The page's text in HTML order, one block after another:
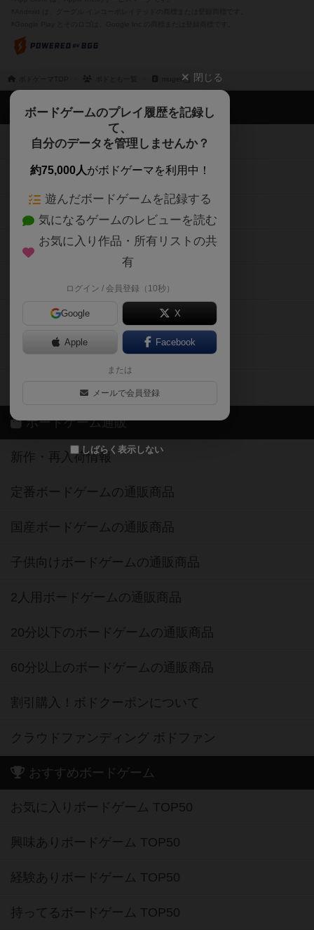
mugen_j 閉じる
ボードゲームのプレイ履歴を記録し
て、
自分のデータを管理しませんか？
約75,000人がボドゲーマを利用中！
遊んだボードゲームを記録する
気になるゲームのレビューを読む
お気に入り作品・所有リストの共
有
ログイン / 会員登録（10秒）
Google X
Apple Facebook
または
メールで会員登録
しばらく表示しない
ボドゲーマTOP
ボードゲームを検索する
ボードゲームの新着レビュー
ボードゲーム会情報
メカニクス特集
掲示板・トピックス
ボドとも・会員一覧
ボードゲーム業界コラム
ボドゲーマご利用案内
ボードゲーム通販
新作・再入荷情報
定番ボードゲームの通販商品
国産ボードゲームの通販商品
子供向けボードゲームの通販商品
2人用ボードゲームの通販商品
20分以下のボードゲームの通販商品
60分以上のボードゲームの通販商品
割引購入！ボドクーポンについて
クラウドファンディング ボドファン
おすすめボードゲーム
お気に入りボードゲーム TOP50
興味ありボードゲーム TOP50
経験ありボードゲーム TOP50
持ってるボードゲーム TOP50